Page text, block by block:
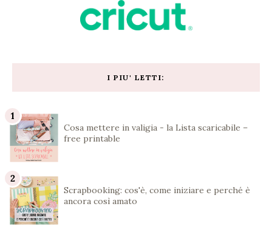
I PIU' LETTI:
Cosa mettere in valigia - la Lista scaricabile –
free printable
Scrapbooking: cos'è, come iniziare e perché è
ancora così amato